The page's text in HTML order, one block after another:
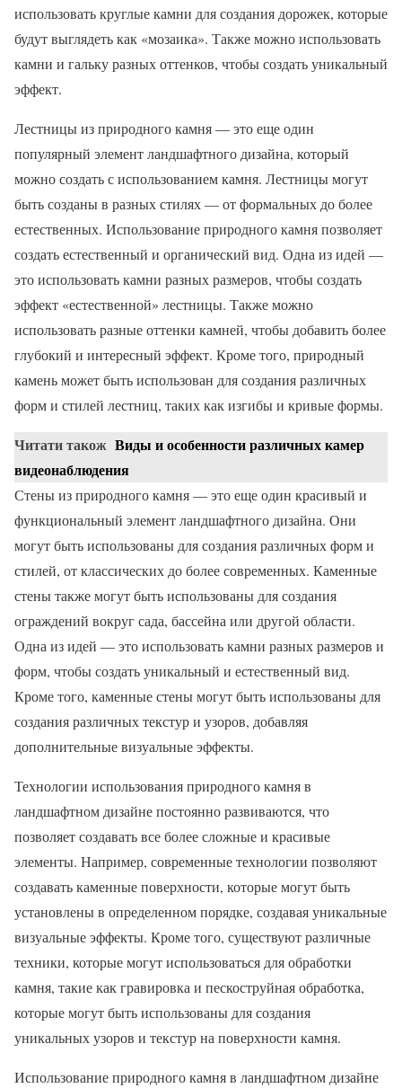
использовать круглые камни для создания дорожек, которые
будут выглядеть как «мозаика». Также можно использовать
камни и гальку разных оттенков, чтобы создать уникальный
эффект.
Лестницы из природного камня — это еще один
популярный элемент ландшафтного дизайна, который
можно создать с использованием камня. Лестницы могут
быть созданы в разных стилях — от формальных до более
естественных. Использование природного камня позволяет
создать естественный и органический вид. Одна из идей —
это использовать камни разных размеров, чтобы создать
эффект «естественной» лестницы. Также можно
использовать разные оттенки камней, чтобы добавить более
глубокий и интересный эффект. Кроме того, природный
камень может быть использован для создания различных
форм и стилей лестниц, таких как изгибы и кривые формы.
Читати також Виды и особенности различных камер
видеонаблюдения
Стены из природного камня — это еще один красивый и
функциональный элемент ландшафтного дизайна. Они
могут быть использованы для создания различных форм и
стилей, от классических до более современных. Каменные
стены также могут быть использованы для создания
ограждений вокруг сада, бассейна или другой области.
Одна из идей — это использовать камни разных размеров и
форм, чтобы создать уникальный и естественный вид.
Кроме того, каменные стены могут быть использованы для
создания различных текстур и узоров, добавляя
дополнительные визуальные эффекты.
Технологии использования природного камня в
ландшафтном дизайне постоянно развиваются, что
позволяет создавать все более сложные и красивые
элементы. Например, современные технологии позволяют
создавать каменные поверхности, которые могут быть
установлены в определенном порядке, создавая уникальные
визуальные эффекты. Кроме того, существуют различные
техники, которые могут использоваться для обработки
камня, такие как гравировка и пескоструйная обработка,
которые могут быть использованы для создания
уникальных узоров и текстур на поверхности камня.
Использование природного камня в ландшафтном дизайне